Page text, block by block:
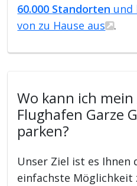
60.000 Standorten und
von zu Hause aus
.
Wo kann ich
Flughafen Garze
parken?
Unser Ziel ist es Ihnen
einfachste